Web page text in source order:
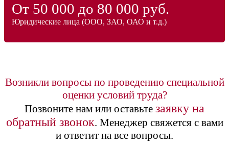
От 50 000 до 80 000 руб.
Юридические лица (ООО, ЗАО, ОАО и т.д.)
Возникли вопросы по проведению специальной
оценки условий труда?
Позвоните нам или оставьте заявку на
обратный звонок. Менеджер свяжется с вами
и ответит на все вопросы.